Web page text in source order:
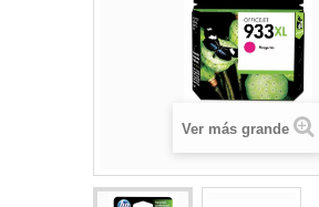
Ver más grande